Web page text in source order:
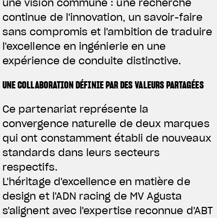
une vision commune : une recherche
continue de l'innovation, un savoir-faire
sans compromis et l'ambition de traduire
l'excellence en ingénierie en une
expérience de conduite distinctive.
UNE COLLABORATION DÉFINIE PAR DES VALEURS PARTAGÉES
Ce partenariat représente la
convergence naturelle de deux marques
qui ont constamment établi de nouveaux
standards dans leurs secteurs
respectifs.
L'héritage d'excellence en matière de
design et l'ADN racing de MV Agusta
s'alignent avec l'expertise reconnue d'ABT